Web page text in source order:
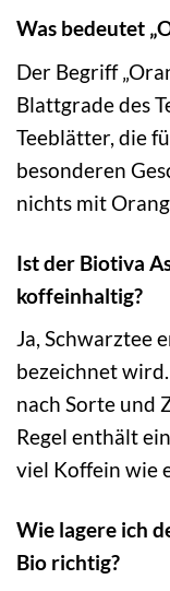
Was bedeutet
Der Begriff
Blattgrade des
Teeblätter, die
besonderen
nichts mit
Ist der Biotiva
koffeinhaltig?
Ja, Schwarztee
bezeichnet
nach Sorte und
Regel enthält
viel Koffein wie
Wie lagere ich
Bio richtig?